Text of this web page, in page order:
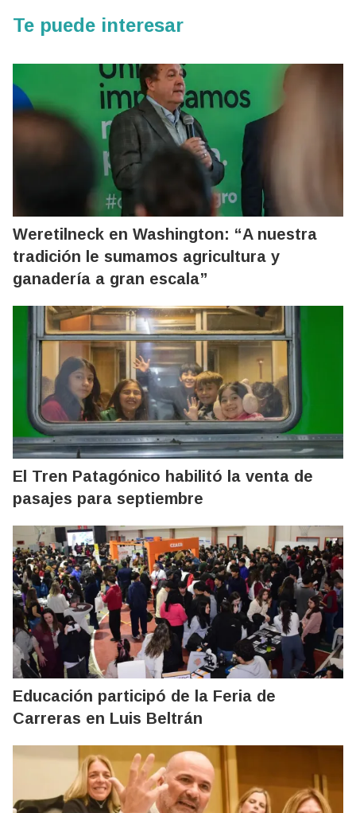
Te puede interesar
Weretilneck en Washington: “A nuestra
tradición le sumamos agricultura y
ganadería a gran escala”
El Tren Patagónico habilitó la venta de
pasajes para septiembre
Educación participó de la Feria de
Carreras en Luis Beltrán